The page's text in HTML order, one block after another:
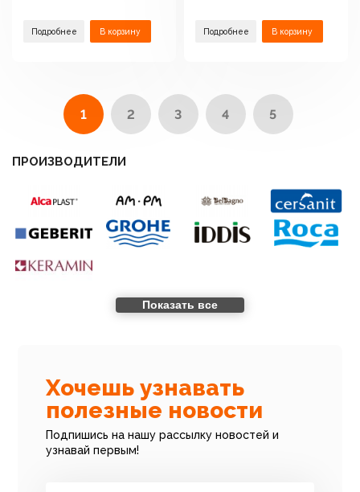
Подробнее В корзину Подробнее В корзину
1 2 3 4 5
ПРОИЗВОДИТЕЛИ
Показать все
Хочешь узнавать
полезные новости
Подпишись на нашу рассылку новостей и
узнавай первым!